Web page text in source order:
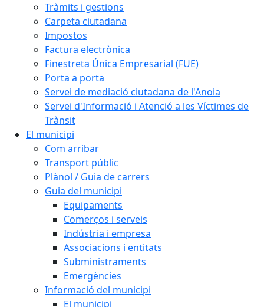
Tràmits i gestions
Carpeta ciutadana
Impostos
Factura electrònica
Finestreta Única Empresarial (FUE)
Porta a porta
Servei de mediació ciutadana de l'Anoia
Servei d'Informació i Atenció a les Víctimes de
Trànsit
El municipi
Com arribar
Transport públic
Plànol / Guia de carrers
Guia del municipi
Equipaments
Comerços i serveis
Indústria i empresa
Associacions i entitats
Subministraments
Emergències
Informació del municipi
El municipi